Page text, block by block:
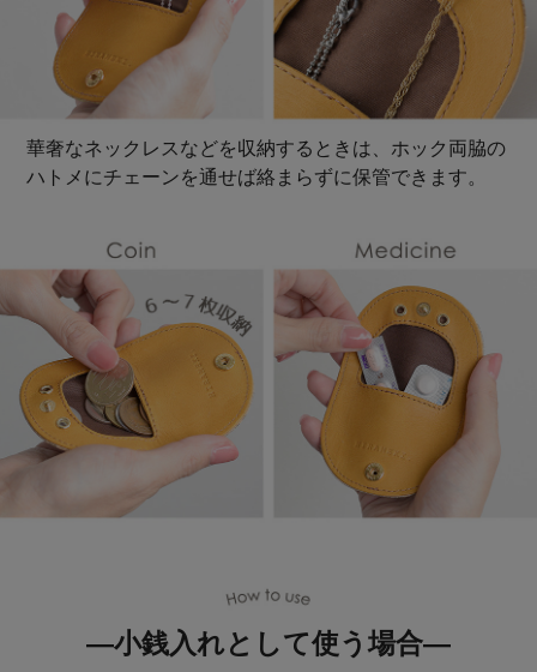
華奢なネックレスなどを収納するときは、ホック両脇の
ハトメにチェーンを通せば絡まらずに保管できます。
―小銭入れとして使う場合―